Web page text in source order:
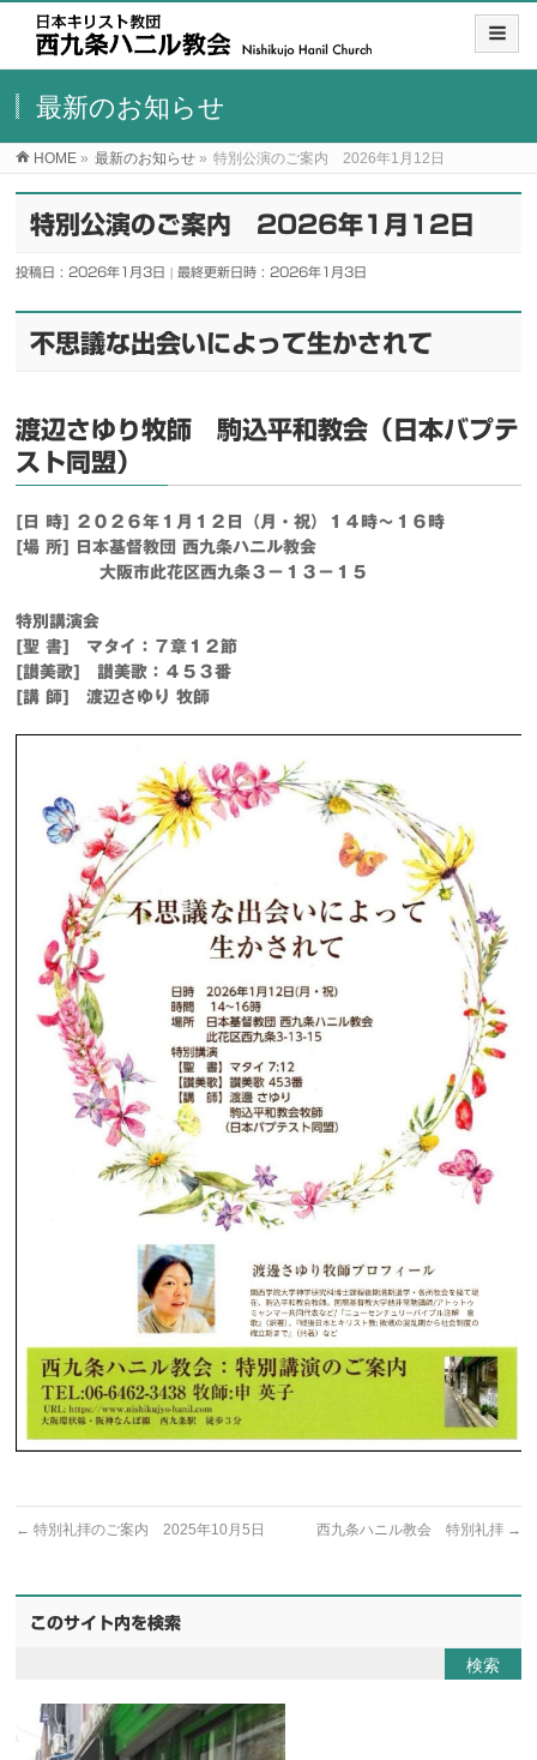
最新のお知らせ
HOME » 最新のお知らせ » 特別公演のご案内 2026年1月12日
特別公演のご案内 2026年1月12日
投稿日 : 2026年1月3日 最終更新日時 : 2026年1月3日
不思議な出会いによって生かされて
渡辺さゆり牧師 駒込平和教会（日本バプテ
スト同盟）
[日 時] ２０２６年１月１２日（月・祝）１４時～１６時
[場 所] 日本基督教団 西九条ハニル教会
大阪市此花区西九条３－１３－１５
特別講演会
[聖 書] マタイ：７章１２節
[讃美歌] 讃美歌：４５３番
[講 師] 渡辺さゆり 牧師
← 特別礼拝のご案内 2025年10月5日 西九条ハニル教会 特別礼拝 →
このサイト内を検索